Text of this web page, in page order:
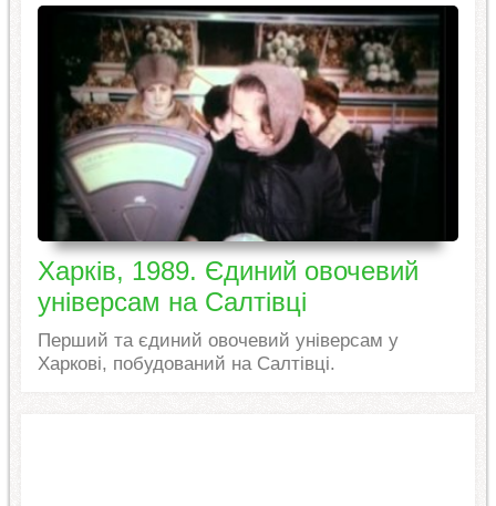
Харків, 1989. Єдиний овочевий
універсам на Салтівці
Перший та єдиний овочевий універсам у
Харкові, побудований на Салтівці.